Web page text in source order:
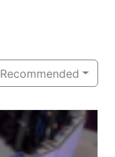
Recommended